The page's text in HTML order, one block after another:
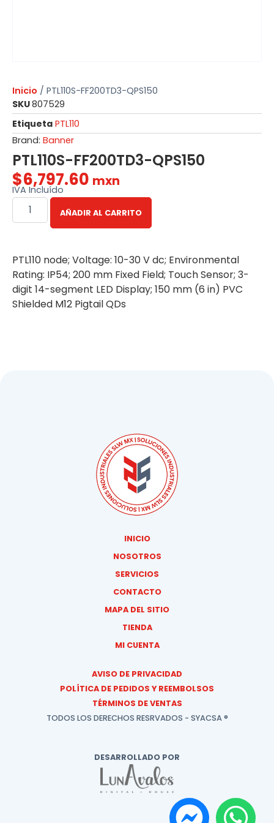
Inicio / PTL110S-FF200TD3-QPS150
SKU807529
Etiqueta PTL110
Brand: Banner
PTL110S-FF200TD3-QPS150
$6,797.60 mxn
IVA Incluído
AÑADIR AL CARRITO
PTL110 node; Voltage: 10-30 V dc; Environmental
Rating: IP54; 200 mm Fixed Field; Touch Sensor; 3-
digit 14-segment LED Display; 150 mm (6 in) PVC
Shielded M12 Pigtail QDs
INICIO
NOSOTROS
SERVICIOS
CONTACTO
MAPA DEL SITIO
TIENDA
MI CUENTA
AVISO DE PRIVACIDAD
POLÍTICA DE PEDIDOS Y REEMBOLSOS
TÉRMINOS DE VENTAS
TODOS LOS DERECHOS RESRVADOS - SYACSA ®
DESARROLLADO POR